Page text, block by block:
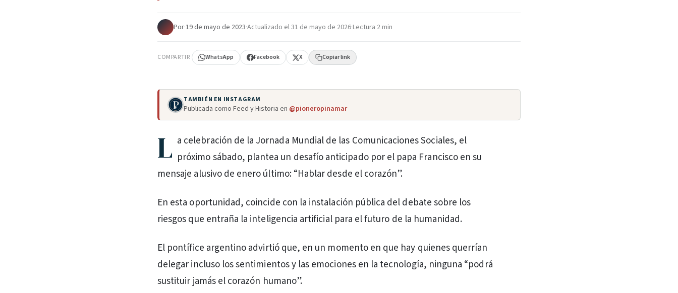
Por·19 de mayo de 2023·Actualizado el31 de mayo de 2026·Lectura 2 min
COMPARTIR WhatsApp Facebook X Copiar link
TAMBIÉN EN INSTAGRAM
Publicada como Feed y Historia en @pioneropinamar
L a celebración de la Jornada Mundial de las Comunicaciones Sociales, el
próximo sábado, plantea un desafío anticipado por el papa Francisco en su
mensaje alusivo de enero último: “Hablar desde el corazón”.
En esta oportunidad, coincide con la instalación pública del debate sobre los
riesgos que entraña la inteligencia artificial para el futuro de la humanidad.
El pontífice argentino advirtió que, en un momento en que hay quienes querrían
delegar incluso los sentimientos y las emociones en la tecnología, ninguna “podrá
sustituir jamás el corazón humano”.